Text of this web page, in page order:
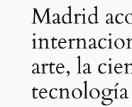
Madrid
arte, la
tecnología